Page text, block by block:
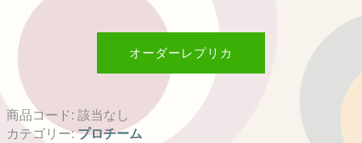
オーダーレプリカ
商品コード: 該当なし
カテゴリー:プロチーム